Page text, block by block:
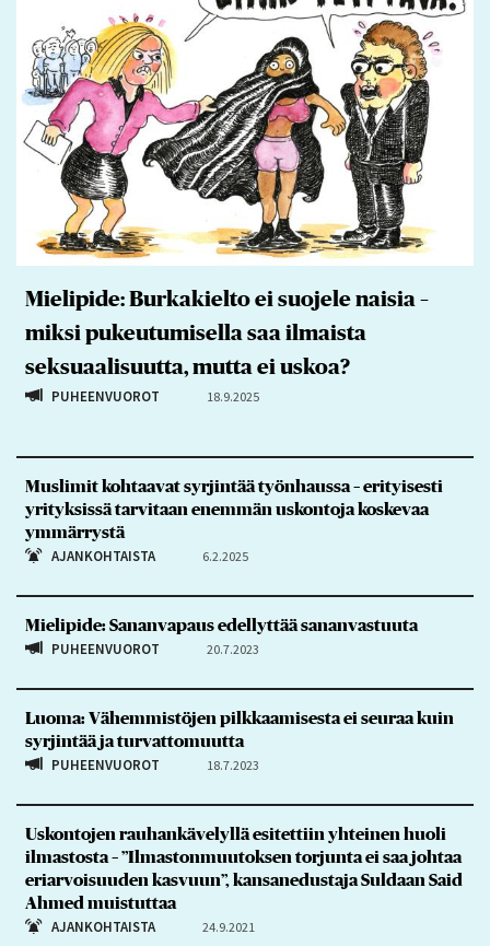
Mielipide: Burkakielto ei suojele naisia –
miksi pukeutumisella saa ilmaista
seksuaalisuutta, mutta ei uskoa?
PUHEENVUOROT 18.9.2025
Muslimit kohtaavat syrjintää työnhaussa – erityisesti
yrityksissä tarvitaan enemmän uskontoja koskevaa
ymmärrystä
AJANKOHTAISTA 6.2.2025
Mielipide: Sananvapaus edellyttää sananvastuuta
PUHEENVUOROT 20.7.2023
Luoma: Vähemmistöjen pilkkaamisesta ei seuraa kuin
syrjintää ja turvattomuutta
PUHEENVUOROT 18.7.2023
Uskontojen rauhankävelyllä esitettiin yhteinen huoli
ilmastosta – ”Ilmastonmuutoksen torjunta ei saa johtaa
eriarvoisuuden kasvuun”, kansanedustaja Suldaan Said
Ahmed muistuttaa
AJANKOHTAISTA 24.9.2021